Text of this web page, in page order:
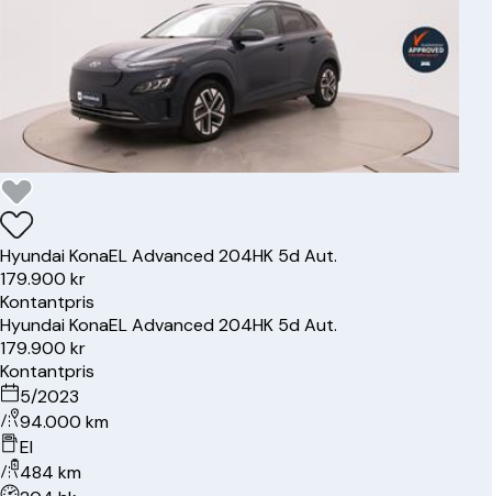
HyundaiKonaEL Advanced 204HK 5d Aut.
179.900 kr
Kontantpris
HyundaiKonaEL Advanced 204HK 5d Aut.
179.900 kr
Kontantpris
5/2023
94.000 km
El
484 km